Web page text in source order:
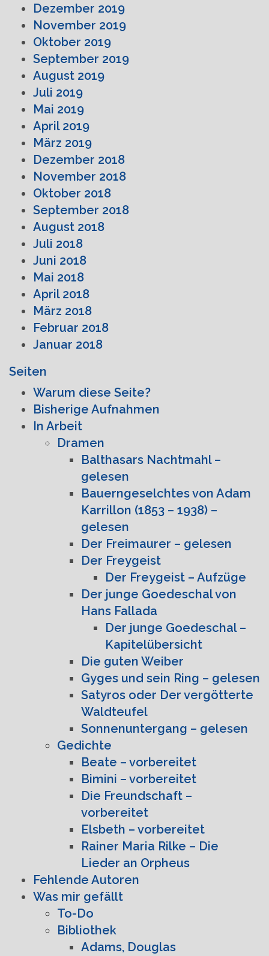
Dezember 2019
November 2019
Oktober 2019
September 2019
August 2019
Juli 2019
Mai 2019
April 2019
März 2019
Dezember 2018
November 2018
Oktober 2018
September 2018
August 2018
Juli 2018
Juni 2018
Mai 2018
April 2018
März 2018
Februar 2018
Januar 2018
Seiten
Warum diese Seite?
Bisherige Aufnahmen
In Arbeit
Dramen
Balthasars Nachtmahl –
gelesen
Bauerngeselchtes von Adam
Karrillon (1853 – 1938) –
gelesen
Der Freimaurer – gelesen
Der Freygeist
Der Freygeist – Aufzüge
Der junge Goedeschal von
Hans Fallada
Der junge Goedeschal –
Kapitelübersicht
Die guten Weiber
Gyges und sein Ring – gelesen
Satyros oder Der vergötterte
Waldteufel
Sonnenuntergang – gelesen
Gedichte
Beate – vorbereitet
Bimini – vorbereitet
Die Freundschaft –
vorbereitet
Elsbeth – vorbereitet
Rainer Maria Rilke – Die
Lieder an Orpheus
Fehlende Autoren
Was mir gefällt
To-Do
Bibliothek
Adams, Douglas